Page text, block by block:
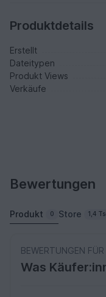
Produktdetails
Erstellt
Dateitypen
Produkt Views
Verkäufe
Bewertungen
Produkt 0 Store 1,4
BEWERTUNGEN
Was